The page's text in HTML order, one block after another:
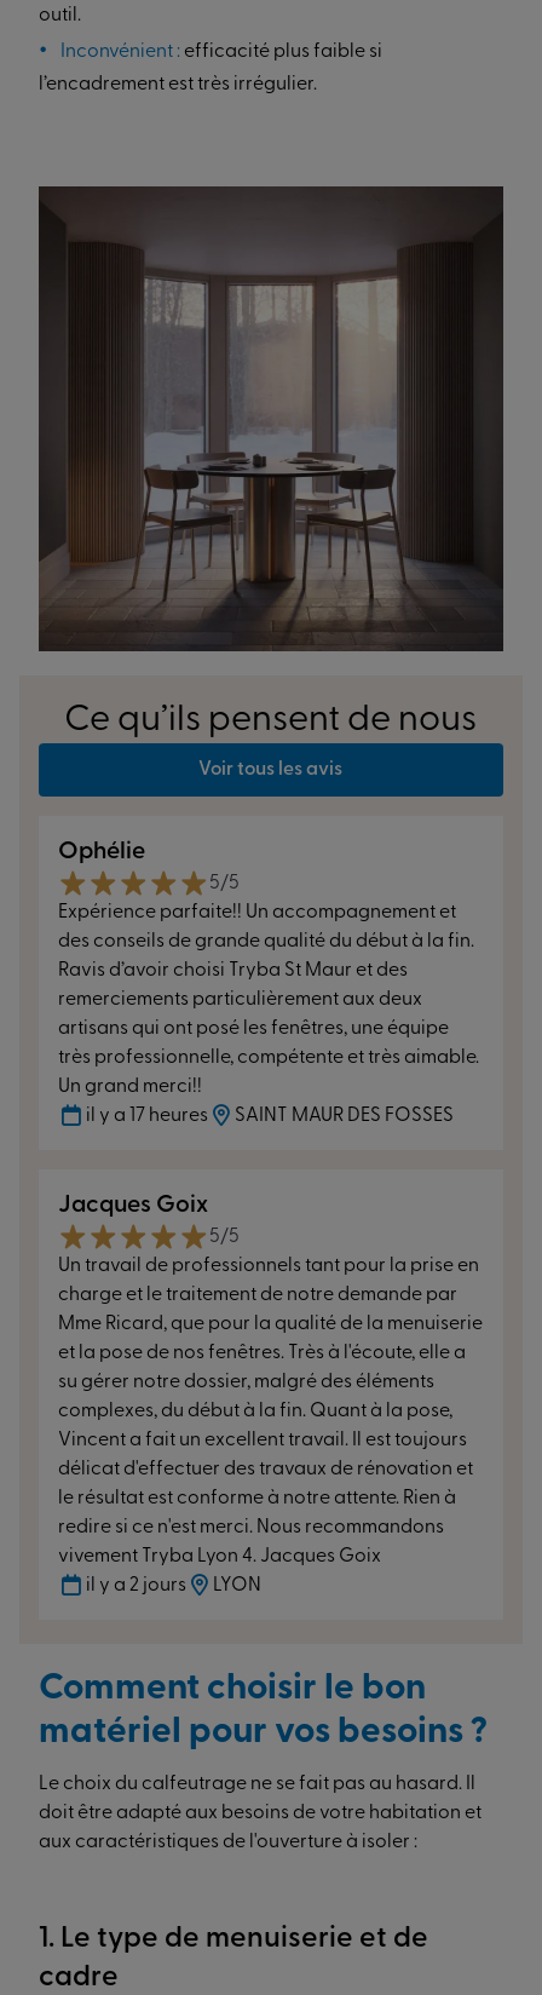
outil.
Inconvénient : efficacité plus faible si
l’encadrement est très irrégulier.
Ce qu’ils pensent de nous
Voir tous les avis
Ophélie
5/5
Expérience parfaite!! Un accompagnement et
des conseils de grande qualité du début à la fin.
Ravis d’avoir choisi Tryba St Maur et des
remerciements particulièrement aux deux
artisans qui ont posé les fenêtres, une équipe
très professionnelle, compétente et très aimable.
Un grand merci!!
il y a 17 heures
SAINT MAUR DES FOSSES
Jacques Goix
5/5
Un travail de professionnels tant pour la prise en
charge et le traitement de notre demande par
Mme Ricard, que pour la qualité de la menuiserie
et la pose de nos fenêtres. Très à l'écoute, elle a
su gérer notre dossier, malgré des éléments
complexes, du début à la fin. Quant à la pose,
Vincent a fait un excellent travail. Il est toujours
délicat d'effectuer des travaux de rénovation et
le résultat est conforme à notre attente. Rien à
redire si ce n'est merci. Nous recommandons
vivement Tryba Lyon 4. Jacques Goix
il y a 2 jours
LYON
Comment choisir le bon
matériel pour vos besoins ?
Le choix du calfeutrage ne se fait pas au hasard. Il
doit être adapté aux besoins de votre habitation et
aux caractéristiques de l'ouverture à isoler :
1. Le type de menuiserie et de
cadre